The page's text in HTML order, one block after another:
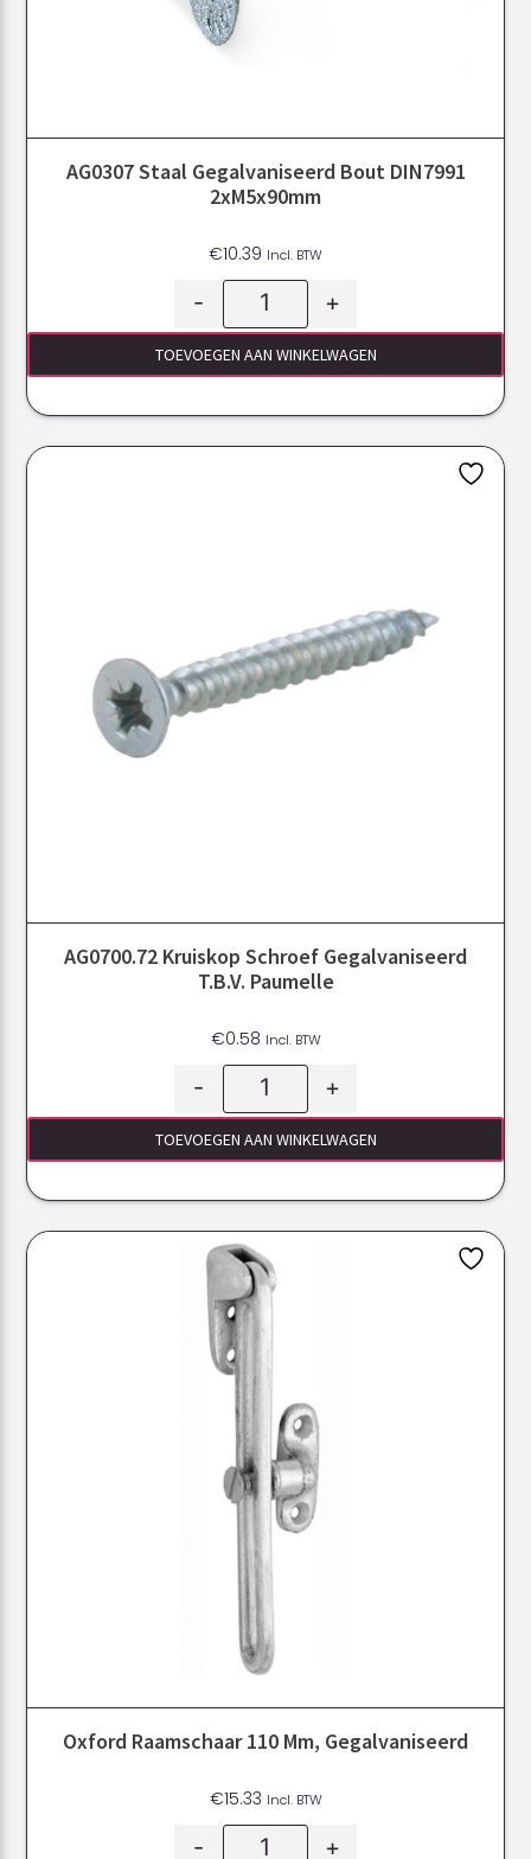
AG0307 Staal Gegalvaniseerd Bout DIN7991
2xM5x90mm
€10.39 Incl. BTW
- +
TOEVOEGEN AAN WINKELWAGEN
AG0700.72 Kruiskop Schroef Gegalvaniseerd
T.b.v. Paumelle
€0.58 Incl. BTW
- +
TOEVOEGEN AAN WINKELWAGEN
Oxford Raamschaar 110 Mm, Gegalvaniseerd
€15.33 Incl. BTW
- +